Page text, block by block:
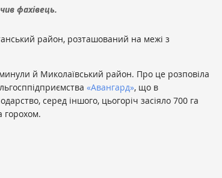
фахівець.
район, розташований на межі з
й Миколаївський район. Про це розповіла
«Авангард», що в
серед іншого, цьогоріч засіяло 700 га
горохом.